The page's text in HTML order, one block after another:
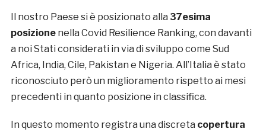
Il nostro Paese si è posizionato alla 37esima
posizionenella Covid Resilience Ranking, con davanti
a noi Stati considerati in via di sviluppo come Sud
Africa, India, Cile, Pakistan e Nigeria. All’Italia è stato
riconosciuto però un miglioramento rispetto ai mesi
precedenti in quanto posizione in classifica.
In questo momento registra una discreta copertura